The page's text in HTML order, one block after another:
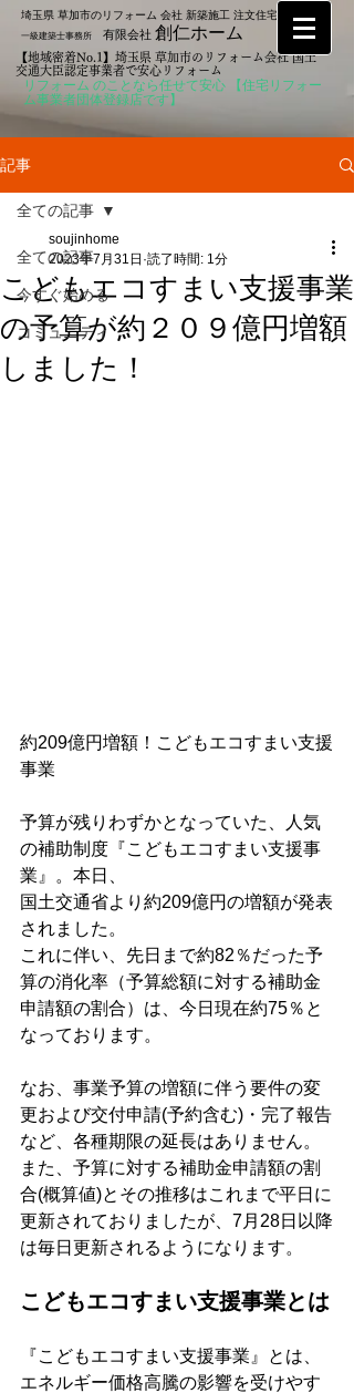
埼玉県 草加市のリフォーム 会社 新築施工 注文住宅なら
一級建築士事務所 有限会社 創仁ホーム
【地域密着No.1】埼玉県 草加市のリフォーム会社 国土
交通大臣認定事業者で安心リフォーム
リフォーム のことなら任せて安心 【住宅リフォー
ム事業者団体登録店です】
記事
全ての記事
今すぐ始める
コミュニティ
全ての記事
こどもエコすまい支援事業
の予算が約２０９億円増額
しました！
soujinhome
2023年7月31日 読了時間: 1分
約209億円増額！こどもエコすまい支援
事業
予算が残りわずかとなっていた、人気
の補助制度『こどもエコすまい支援事
業』。本日、
国土交通省より約209億円の増額が発表
されました。
これに伴い、先日まで約82％だった予
算の消化率（予算総額に対する補助金
申請額の割合）は、今日現在約75％と
なっております。
なお、事業予算の増額に伴う要件の変
更および交付申請(予約含む)・完了報告
など、各種期限の延長はありません。
また、予算に対する補助金申請額の割
合(概算値)とその推移はこれまで平日に
更新されておりましたが、7月28日以降
は毎日更新されるようになります。
こどもエコすまい支援事業とは
『こどもエコすまい支援事業』とは、
エネルギー価格高騰の影響を受けやす